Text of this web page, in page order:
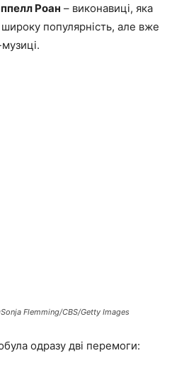
Роан – виконавиці, яка
популярність, але вже
Flemming/CBS/Getty Images
одразу дві перемоги: